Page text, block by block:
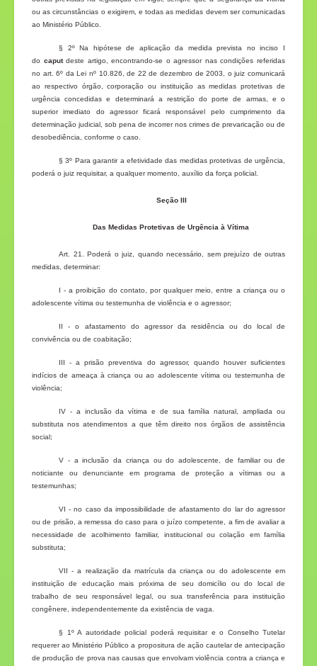
ou as circunstâncias o exigirem, e todas as medidas devem ser comunicadas
ao Ministério Público.
§ 2º Na hipótese de aplicação da medida prevista no inciso I
do caputdeste artigo, encontrando-se o agressor nas condições referidas
no art. 6º da Lei nº 10.826, de 22 de dezembro de 2003, o juiz comunicará
ao respectivo órgão, corporação ou instituição as medidas protetivas de
urgência concedidas e determinará a restrição do porte de armas, e o
superior imediato do agressor ficará responsável pelo cumprimento da
determinação judicial, sob pena de incorrer nos crimes de prevaricação ou de
desobediência, conforme o caso.
§ 3º Para garantir a efetividade das medidas protetivas de urgência,
poderá o juiz requisitar, a qualquer momento, auxílio da força policial.
Seção III
Das Medidas Protetivas de Urgência à Vítima
Art. 21. Poderá o juiz, quando necessário, sem prejuízo de outras
medidas, determinar:
I - a proibição do contato, por qualquer meio, entre a criança ou o
adolescente vítima ou testemunha de violência e o agressor;
II - o afastamento do agressor da residência ou do local de
convivência ou de coabitação;
III - a prisão preventiva do agressor, quando houver suficientes
indícios de ameaça à criança ou ao adolescente vítima ou testemunha de
violência;
IV - a inclusão da vítima e de sua família natural, ampliada ou
substituta nos atendimentos a que têm direito nos órgãos de assistência
social;
V - a inclusão da criança ou do adolescente, de familiar ou de
noticiante ou denunciante em programa de proteção a vítimas ou a
testemunhas;
VI - no caso da impossibilidade de afastamento do lar do agressor
ou de prisão, a remessa do caso para o juízo competente, a fim de avaliar a
necessidade de acolhimento familiar, institucional ou colação em família
substituta;
VII - a realização da matrícula da criança ou do adolescente em
instituição de educação mais próxima de seu domicílio ou do local de
trabalho de seu responsável legal, ou sua transferência para instituição
congênere, independentemente da existência de vaga.
§ 1º A autoridade policial poderá requisitar e o Conselho Tutelar
requerer ao Ministério Público a propositura de ação cautelar de antecipação
de produção de prova nas causas que envolvam violência contra a criança e